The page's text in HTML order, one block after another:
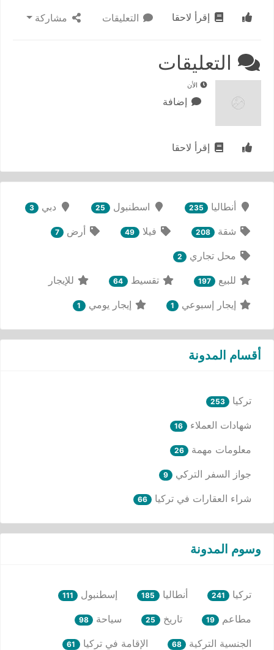
إقرأ لاحقا التعليقات مشاركة
التعليقات
الأن
إضافة
إقرأ لاحقا
أنطاليا 235 اسطنبول 25 دبي 3
شقة 208 فيلا 49 أرض 7
محل تجاري 2
للبيع 197 تقسيط 64
للإيجار
إيجار إسبوعي
1 إيجار يومي 1
أقسام المدونة
تركيا 253
شهادات العملاء 16
معلومات مهمة 26
جواز السفر التركي 9
شراء العقارات في تركيا 66
وسوم المدونة
تركيا 241 أنطاليا 185 إسطنبول 111
مطاعم 19 تاريخ 25 سياحة 98
الجنسية التركية 68 الإقامة في تركيا 61